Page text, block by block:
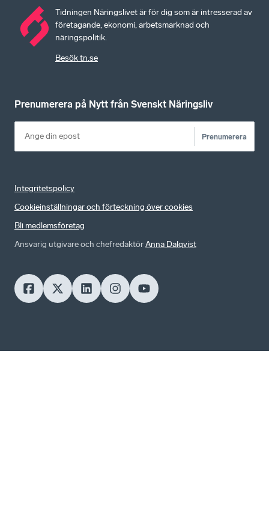
Tidningen Näringslivet är för dig som är intresserad av
företagande, ekonomi, arbetsmarknad och
näringspolitik.
Besök tn.se
Prenumerera på Nytt från Svenskt Näringsliv
Prenumerera
Integritetspolicy
Cookieinställningar och förteckning över cookies
Bli medlemsföretag
Ansvarig utgivare och chefredaktörAnna Dalqvist